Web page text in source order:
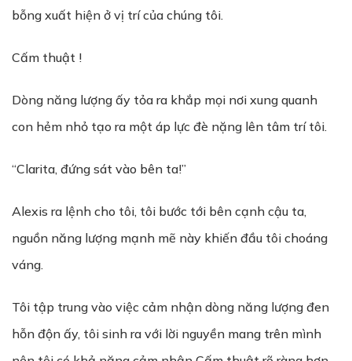
bỗng xuất hiện ở vị trí của chúng tôi.
Cấm thuật !
Dòng năng lượng ấy tỏa ra khắp mọi nơi xung quanh
con hẻm nhỏ tạo ra một áp lực đè nặng lên tâm trí tôi.
“Clarita, đứng sát vào bên ta!”
Alexis ra lệnh cho tôi, tôi bước tới bên cạnh cậu ta,
nguồn năng lượng mạnh mẽ này khiến đầu tôi choáng
váng.
Tôi tập trung vào việc cảm nhận dòng năng lượng đen
hỗn độn ấy, tôi sinh ra với lời nguyền mang trên mình